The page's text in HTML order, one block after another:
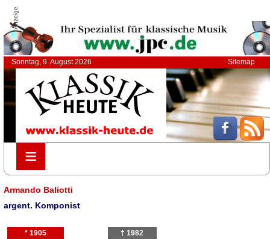
Anzeige
Sonntag, 9. August 2026 Sitemap
≡
≡
Armando Baliotti
argent. Komponist
* 1905 † 1982